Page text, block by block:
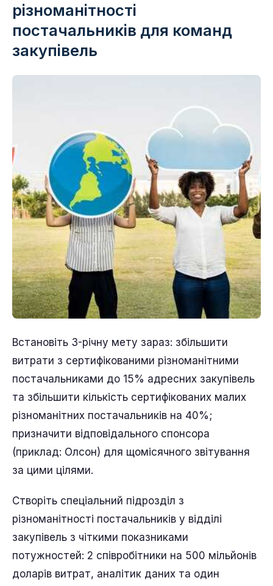
різноманітності
постачальників для команд
закупівель
Встановіть 3-річну мету зараз: збільшити
витрати з сертифікованими різноманітними
постачальниками до 15% адресних закупівель
та збільшити кількість сертифікованих малих
різноманітних постачальників на 40%;
призначити відповідального спонсора
(приклад: Олсон) для щомісячного звітування
за цими цілями.
Створіть спеціальний підрозділ з
різноманітності постачальників у відділі
закупівель з чіткими показниками
потужностей: 2 співробітники на 500 мільйонів
доларів витрат, аналітик даних та один